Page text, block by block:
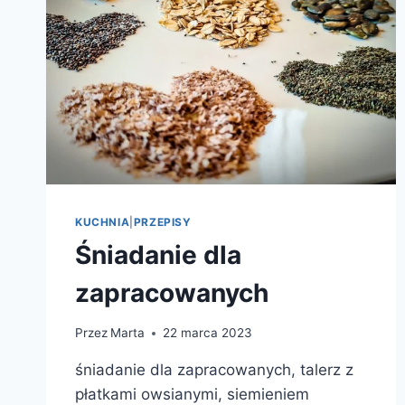
KUCHNIA PRZEPISY
Śniadanie dla
zapracowanych
Przez Marta 22 marca 2023
śniadanie dla zapracowanych, talerz z
płatkami owsianymi, siemieniem